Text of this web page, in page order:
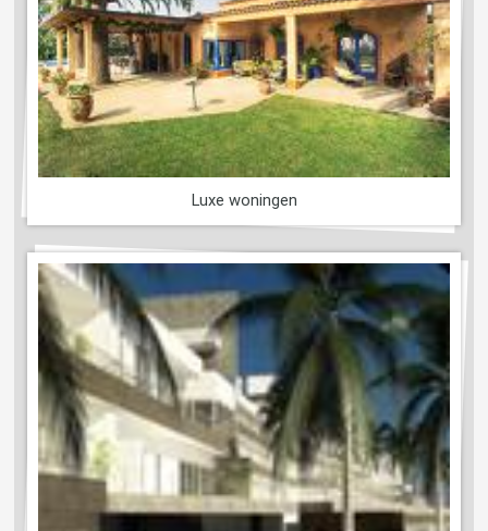
Luxe woningen